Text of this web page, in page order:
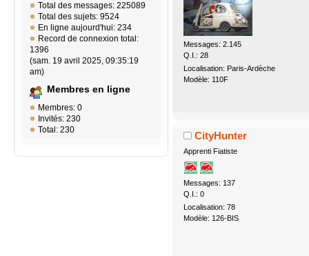
Total des messages: 225089
Total des sujets: 9524
En ligne aujourd'hui: 234
Record de connexion total:
1396
(sam. 19 avril 2025, 09:35:19
am)
Membres en ligne
Membres: 0
Invités: 230
Total: 230
Messages: 2.145
Q.I.: 28
Localisation: Paris-Ardèche
Modèle: 110F
CityHunter
Apprenti Fiatiste
Messages: 137
Q.I.: 0
Localisation: 78
Modèle: 126-BIS